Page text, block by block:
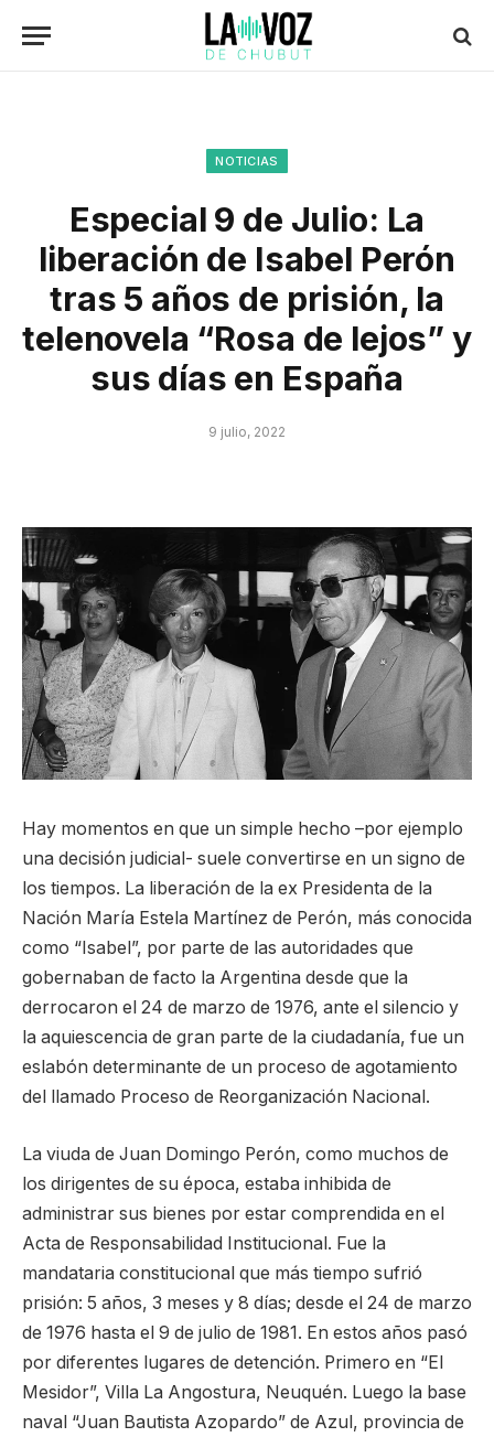
NOTICIAS
Especial 9 de Julio: La
liberación de Isabel Perón
tras 5 años de prisión, la
telenovela “Rosa de lejos” y
sus días en España
9 julio, 2022
Hay momentos en que un simple hecho –por ejemplo
una decisión judicial- suele convertirse en un signo de
los tiempos. La liberación de la ex Presidenta de la
Nación María Estela Martínez de Perón, más conocida
como “Isabel”, por parte de las autoridades que
gobernaban de facto la Argentina desde que la
derrocaron el 24 de marzo de 1976, ante el silencio y
la aquiescencia de gran parte de la ciudadanía, fue un
eslabón determinante de un proceso de agotamiento
del llamado Proceso de Reorganización Nacional.
La viuda de Juan Domingo Perón, como muchos de
los dirigentes de su época, estaba inhibida de
administrar sus bienes por estar comprendida en el
Acta de Responsabilidad Institucional. Fue la
mandataria constitucional que más tiempo sufrió
prisión: 5 años, 3 meses y 8 días; desde el 24 de marzo
de 1976 hasta el 9 de julio de 1981. En estos años pasó
por diferentes lugares de detención. Primero en “El
Mesidor”, Villa La Angostura, Neuquén. Luego la base
naval “Juan Bautista Azopardo” de Azul, provincia de